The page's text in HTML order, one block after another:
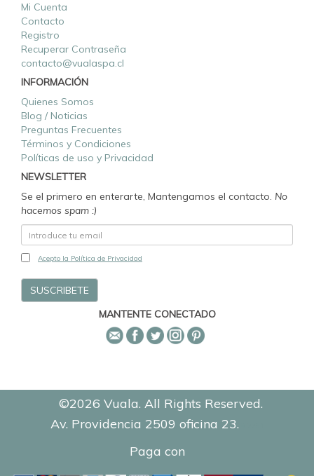
Mi Cuenta
Contacto
Registro
Recuperar Contraseña
contacto@vualaspa.cl
INFORMACIÓN
Quienes Somos
Blog / Noticias
Preguntas Frecuentes
Términos y Condiciones
Políticas de uso y Privacidad
NEWSLETTER
Se el primero en enterarte, Mantengamos el contacto. No
hacemos spam :)
Acepto la Política de Privacidad
MANTENTE CONECTADO
©2026 Vuala. All Rights Reserved.
Av. Providencia 2509 oficina 23.
Paga con